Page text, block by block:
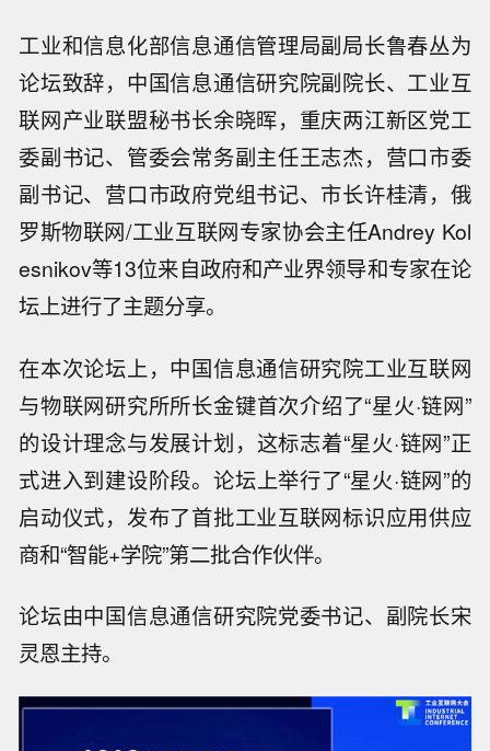
工业和信息化部信息通信管理局副局长鲁春丛为
论坛致辞，中国信息通信研究院副院长、工业互
联网产业联盟秘书长余晓晖，重庆两江新区党工
委副书记、管委会常务副主任王志杰，营口市委
副书记、营口市政府党组书记、市长许桂清，俄
罗斯物联网/工业互联网专家协会主任Andrey Kol
esnikov等13位来自政府和产业界领导和专家在论
坛上进行了主题分享。
在本次论坛上，中国信息通信研究院工业互联网
与物联网研究所所长金键首次介绍了“星火·链网”
的设计理念与发展计划，这标志着“星火·链网”正
式进入到建设阶段。论坛上举行了“星火·链网”的
启动仪式，发布了首批工业互联网标识应用供应
商和“智能+学院”第二批合作伙伴。
论坛由中国信息通信研究院党委书记、副院长宋
灵恩主持。